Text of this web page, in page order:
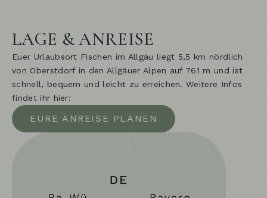
LAGE & ANREISE
Euer Urlaubsort Fischen im Allgäu liegt 5,5 km nördlich
von Oberstdorf in den Allgäuer Alpen auf 761 m und ist
schnell, bequem und leicht zu erreichen. Weitere Infos
findet ihr hier:
EURE ANREISE PLANEN